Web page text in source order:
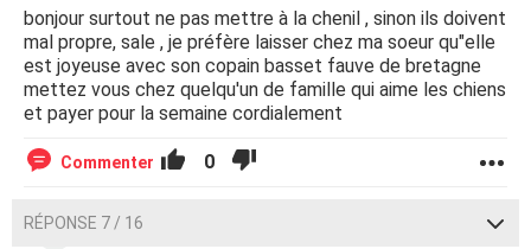
bonjour surtout ne pas mettre à la chenil , sinon ils doivent
mal propre, sale , je préfère laisser chez ma soeur qu"elle
est joyeuse avec son copain basset fauve de bretagne
mettez vous chez quelqu'un de famille qui aime les chiens
et payer pour la semaine cordialement
Commenter 0
RÉPONSE 7 / 16